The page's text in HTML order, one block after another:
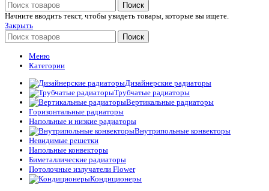
Поиск
Начните вводить текст, чтобы увидеть товары, которые вы ищете.
Закрыть
Поиск
Меню
Категории
Дизайнерские радиаторы
Трубчатые радиаторы
Вертикальные радиаторы
Горизонтальные радиаторы
Напольные и низкие радиаторы
Внутрипольные конвекторы
Невидимые решетки
Напольные конвекторы
Биметаллические радиаторы
Потолочные излучатели Flower
Кондиционеры